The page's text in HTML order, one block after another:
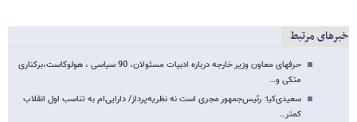
خبرهای مرتبط
حرفهای معاون وزیر خارجه درباره ادبیات مسئولان، 90 سیاسی ، هولوکاست،برکناری
متکی و…
سعیدی‌کیا: رئیس‌جمهور مجری است نه نظریه‌پرداز/ دارایی‌ام به تناسب اول انقلاب
کمتر…